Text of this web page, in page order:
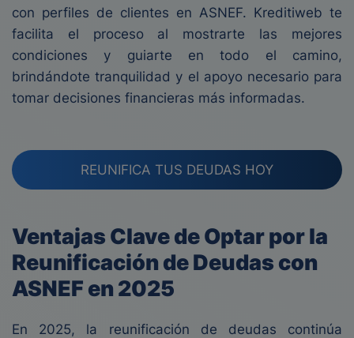
con perfiles de clientes en ASNEF. Kreditiweb te
facilita el proceso al mostrarte las mejores
condiciones y guiarte en todo el camino,
brindándote tranquilidad y el apoyo necesario para
tomar decisiones financieras más informadas.
REUNIFICA TUS DEUDAS HOY
Ventajas Clave de Optar por la
Reunificación de Deudas con
ASNEF en 2025
En 2025, la reunificación de deudas continúa